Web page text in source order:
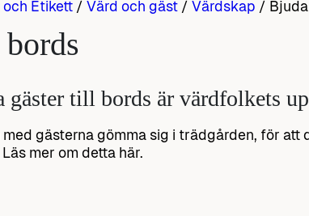
Etikett / Värd och gäst / Värdskap /
gäster till bords är värdfolkets
gästerna gömma sig i trädgården, för att
mer om detta här.